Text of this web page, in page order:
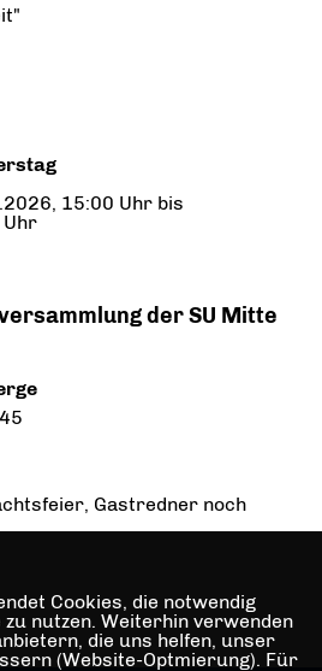
15:00 Uhr bis
der SU Mitte
Gastredner noch
Cookies, die notwendig
nutzen. Weiterhin verwenden
die uns helfen, unser
(Website-Optmierung). Für